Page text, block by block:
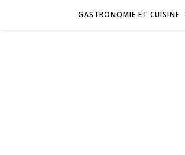
GASTRONOMIE ET CUISINE